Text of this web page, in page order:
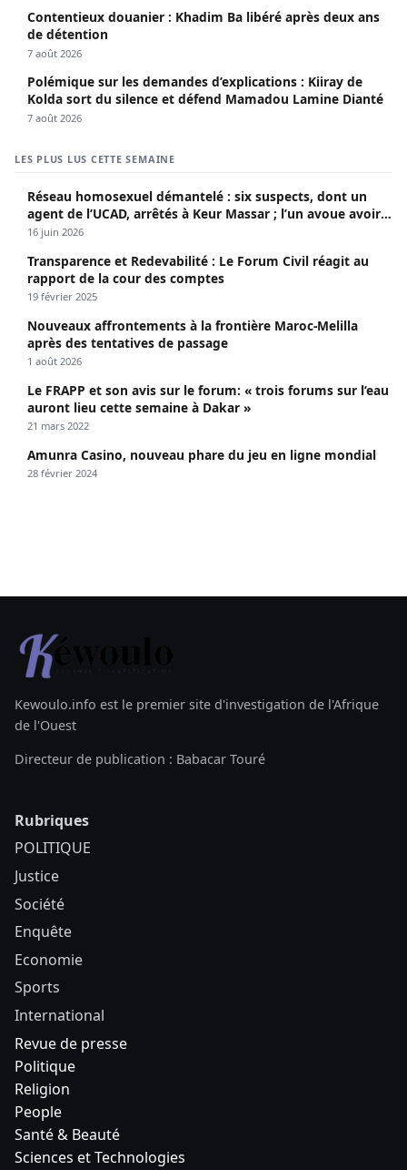
Contentieux douanier : Khadim Ba libéré après deux ans
de détention
7 août 2026
Polémique sur les demandes d’explications : Kiiray de
Kolda sort du silence et défend Mamadou Lamine Dianté
7 août 2026
LES PLUS LUS CETTE SEMAINE
Réseau homosexuel démantelé : six suspects, dont un
agent de l’UCAD, arrêtés à Keur Massar ; l’un avoue avoir
propagé le VIH depuis 2018
16 juin 2026
Transparence et Redevabilité : Le Forum Civil réagit au
rapport de la cour des comptes
19 février 2025
Nouveaux affrontements à la frontière Maroc-Melilla
après des tentatives de passage
1 août 2026
Le FRAPP et son avis sur le forum: « trois forums sur l’eau
auront lieu cette semaine à Dakar »
21 mars 2022
Amunra Casino, nouveau phare du jeu en ligne mondial
28 février 2024
Kewoulo.info est le premier site d'investigation de l'Afrique
de l'Ouest
Directeur de publication : Babacar Touré
Rubriques
POLITIQUE
Justice
Société
Enquête
Economie
Sports
International
Revue de presse
Politique
Religion
People
Santé & Beauté
Sciences et Technologies